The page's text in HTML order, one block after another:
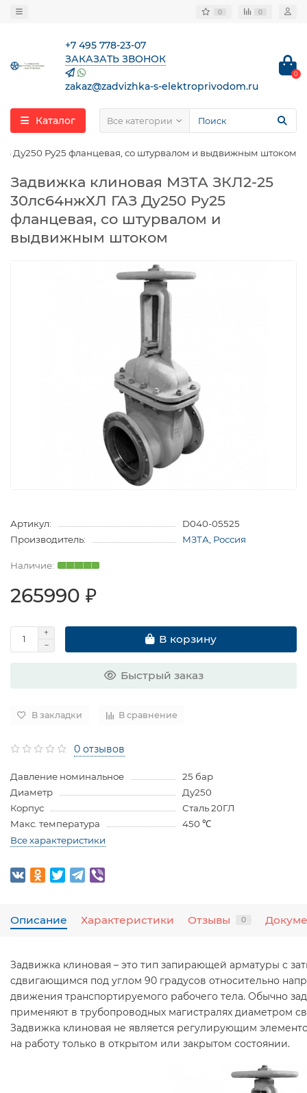
0 0
+7 495 778-23-07
ЗАКАЗАТЬ ЗВОНОК
zakaz@zadvizhka-s-elektroprivodom.ru
0
Каталог Все категории
Ду250 Ру25 фланцевая, со штурвалом и выдвижным штоком
Задвижка клиновая МЗТА ЗКЛ2-25
30лс64нжХЛ ГАЗ Ду250 Ру25
фланцевая, со штурвалом и
выдвижным штоком
Артикул:
D040-05525
Производитель:
МЗТА, Россия
265990 ₽
В корзину
Быстрый заказ
В закладки В сравнение
0 отзывов
Давление номинальное
25 бар
Диаметр
Ду250
Корпус
Сталь 20ГЛ
Макс. температура
450 ℃
Все характеристики
Описание Характеристики Отзывы 0
Задвижка клиновая – это тип запирающей арматуры с
сдвигающимся под углом 90 градусов относительно
движения транспортируемого рабочего тела. Обычно
применяют в трубопроводных магистралях диаметром
Задвижка клиновая не является регулирующим
на работу только в открытом или закрытом состоянии.